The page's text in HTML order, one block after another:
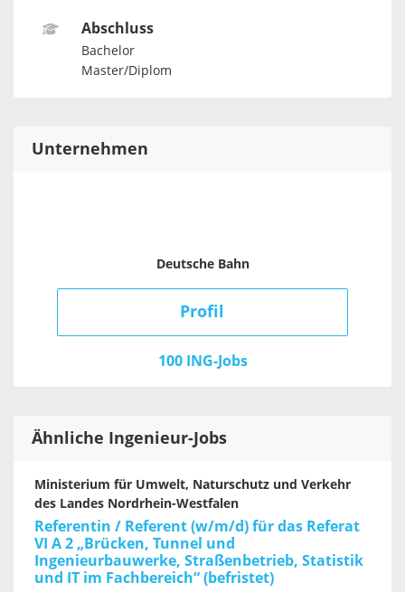
Abschluss
Bachelor
Master/Diplom
Unternehmen
Deutsche Bahn
Profil
100 ING-Jobs
Ähnliche Ingenieur-Jobs
Ministerium für Umwelt, Naturschutz und Verkehr
des Landes Nordrhein-Westfalen
Referentin / Referent (w/m/d) für das Referat
VI A 2 „Brücken, Tunnel und
Ingenieurbauwerke, Straßenbetrieb, Statistik
und IT im Fachbereich“ (befristet)